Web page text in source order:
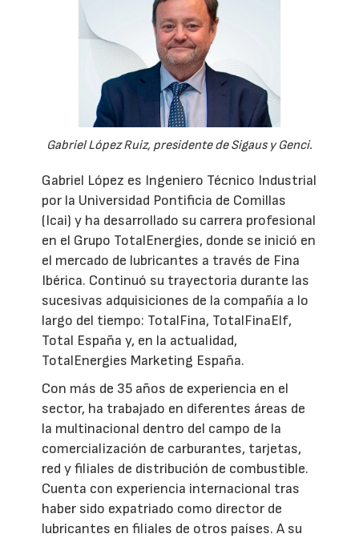
Gabriel López Ruiz, presidente de Sigaus y Genci.
Gabriel López es Ingeniero Técnico Industrial
por la Universidad Pontificia de Comillas
(Icai) y ha desarrollado su carrera profesional
en el Grupo TotalEnergies, donde se inició en
el mercado de lubricantes a través de Fina
Ibérica. Continuó su trayectoria durante las
sucesivas adquisiciones de la compañía a lo
largo del tiempo: TotalFina, TotalFinaElf,
Total España y, en la actualidad,
TotalEnergies Marketing España.
Con más de 35 años de experiencia en el
sector, ha trabajado en diferentes áreas de
la multinacional dentro del campo de la
comercialización de carburantes, tarjetas,
red y filiales de distribución de combustible.
Cuenta con experiencia internacional tras
haber sido expatriado como director de
lubricantes en filiales de otros países. A su